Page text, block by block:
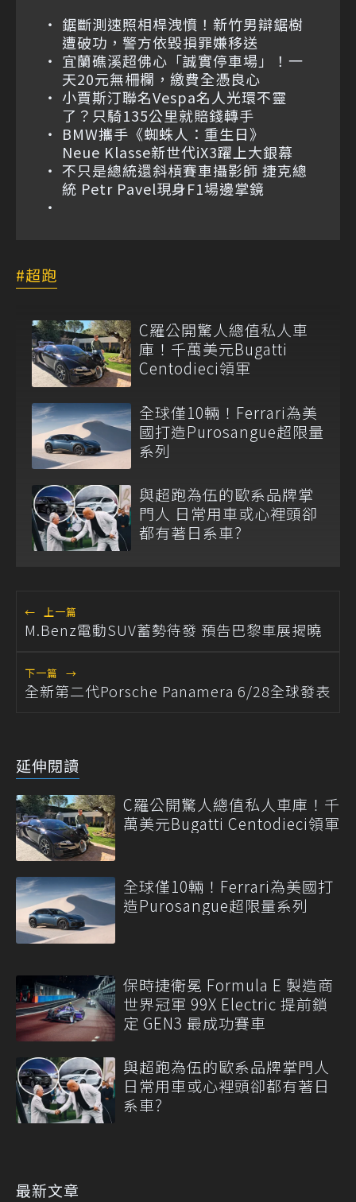
鋸斷測速照相桿洩憤！新竹男辯鋸樹
遭破功，警方依毀損罪嫌移送
宜蘭礁溪超佛心「誠實停車場」！一
天20元無柵欄，繳費全憑良心
小賈斯汀聯名Vespa名人光環不靈
了？只騎135公里就賠錢轉手
BMW攜手《蜘蛛人：重生日》
Neue Klasse新世代iX3躍上大銀幕
不只是總統還斜槓賽車攝影師 捷克總
統 Petr Pavel現身F1場邊掌鏡
超跑
C羅公開驚人總值私人車
庫！千萬美元Bugatti
Centodieci領軍
全球僅10輛！Ferrari為美
國打造Purosangue超限量
系列
與超跑為伍的歐系品牌掌
門人 日常用車或心裡頭卻
都有著日系車?
← 上一篇
M.Benz電動SUV蓄勢待發 預告巴黎車展揭曉
下一篇 →
全新第二代Porsche Panamera 6/28全球發表
延伸閱讀
C羅公開驚人總值私人車庫！千
萬美元Bugatti Centodieci領軍
全球僅10輛！Ferrari為美國打
造Purosangue超限量系列
保時捷衛冕 Formula E 製造商
世界冠軍 99X Electric 提前鎖
定 GEN3 最成功賽車
與超跑為伍的歐系品牌掌門人
日常用車或心裡頭卻都有著日
系車?
最新文章